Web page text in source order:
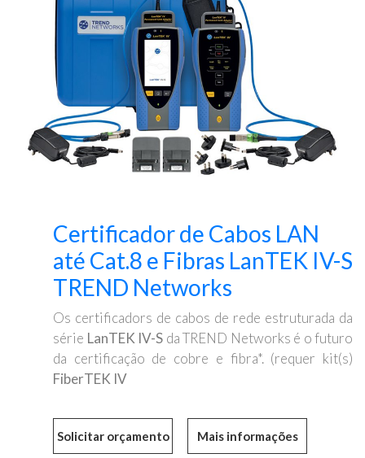
Certificador de Cabos LAN
até Cat.8 e Fibras LanTEK IV-S
TREND Networks
Os certificadors de cabos de rede estruturada da
série LanTEK IV-S da TREND Networks é o futuro
da certificação de cobre e fibra*. (requer kit(s)
FiberTEK IV
Mais informações